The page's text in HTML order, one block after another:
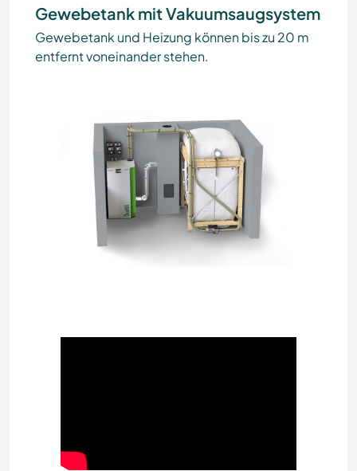
Gewebetank mit Vakuumsaugsystem
Gewebetank und Heizung können bis zu 20 m
entfernt voneinander stehen.